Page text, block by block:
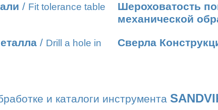
/ Fit tolerance table
Шероховатость
механической
/ Drill a hole in
Сверла
и каталоги инструмента